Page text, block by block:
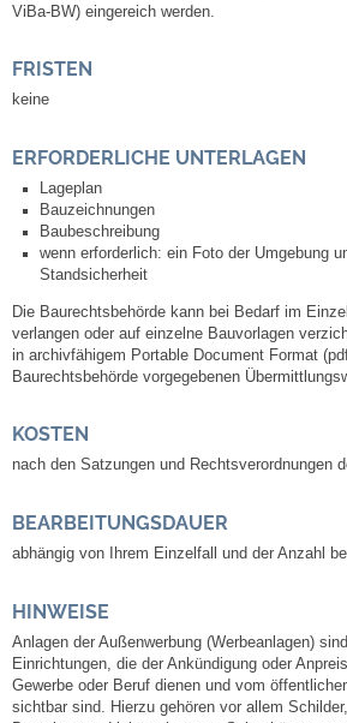
Sitzungsberichte
Ratsinfo
Gutachterausschuss
Leben
Bauen & Wohnen
Bodenrichtwerte
Bezirksschornsteinfeger
Bebauungspläne
Fortschreibung Flächennutzungsplan
ViBa-BW) eingereich werden.
FRISTEN
keine
ERFORDERLICHE UNTERLAGEN
Lageplan
Bauzeichnungen
Baubeschreibung
wenn erforderlich: ein Foto der Umgebung
Standsicherheit
Die Baurechtsbehörde kann bei Bedarf im
verlangen oder auf einzelne Bauvorlagen
in archivfähigem Portable Document Format
Baurechtsbehörde vorgegebenen
KOSTEN
nach den Satzungen und Rechtsverordnungen
BEARBEITUNGSDAUER
abhängig von Ihrem Einzelfall und der Anzahl
HINWEISE
Anlagen der Außenwerbung (Werbeanlagen)
Einrichtungen, die der Ankündigung oder
Gewerbe oder Beruf dienen und vom
sichtbar sind. Hierzu gehören vor allem